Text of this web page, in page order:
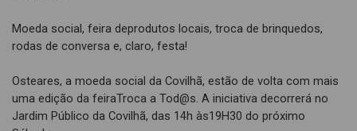
Moeda social, feira deprodutos locais, troca de brinquedos,
rodas de conversa e, claro, festa!
Osteares, a moeda social da Covilhã, estão de volta com mais
uma edição da feiraTroca a Tod@s. A iniciativa decorrerá no
Jardim Público da Covilhã, das 14h às19H30 do próximo